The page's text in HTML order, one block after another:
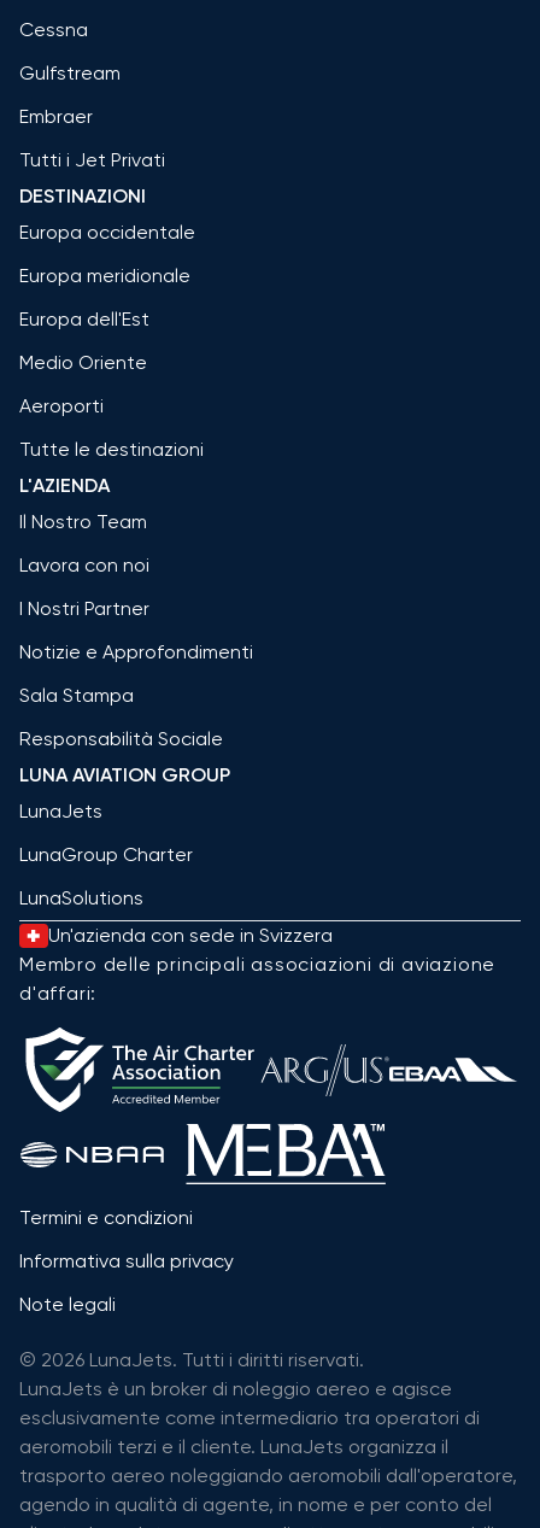
Cessna
Gulfstream
Embraer
Tutti i Jet Privati
DESTINAZIONI
Europa occidentale
Europa meridionale
Europa dell'Est
Medio Oriente
Aeroporti
Tutte le destinazioni
L'AZIENDA
Il Nostro Team
Lavora con noi
I Nostri Partner
Notizie e Approfondimenti
Sala Stampa
Responsabilità Sociale
LUNA AVIATION GROUP
LunaJets
LunaGroup Charter
LunaSolutions
Un'azienda con sede in Svizzera
Membro delle principali associazioni di aviazione
d'affari:
Termini e condizioni
Informativa sulla privacy
Note legali
© 2026 LunaJets. Tutti i diritti riservati.
LunaJets è un broker di noleggio aereo e agisce
esclusivamente come intermediario tra operatori di
aeromobili terzi e il cliente. LunaJets organizza il
trasporto aereo noleggiando aeromobili dall'operatore,
agendo in qualità di agente, in nome e per conto del